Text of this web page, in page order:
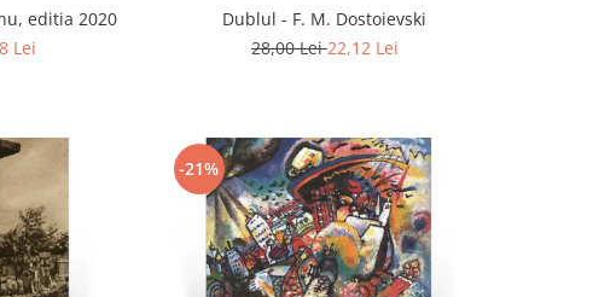
editia 2020
Lei
Dublul - F. M. Dostoievski
28,00 Lei22,12 Lei
-21%